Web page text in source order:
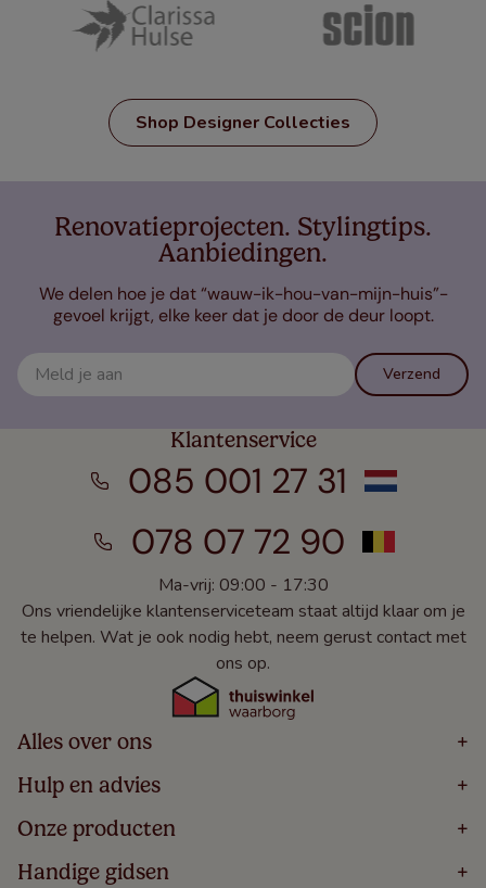
Shop Designer Collecties
Renovatieprojecten. Stylingtips.
Aanbiedingen.
We delen hoe je dat “wauw-ik-hou-van-mijn-huis”-
gevoel krijgt, elke keer dat je door de deur loopt.
Verzend
Klantenservice
085 001 27 31
078 07 72 90
Ma-vrij: 09:00 - 17:30
Ons vriendelijke klantenserviceteam staat altijd klaar om je
te helpen. Wat je ook nodig hebt, neem gerust contact met
ons op.
Alles over ons +
Home
Over
Bestellen
Winacties
Hulp en advies +
Volg Je Bestelling
Levering
5 Jaar Garantie
Onze producten +
Houten Jaloezieën
Handige gidsen +